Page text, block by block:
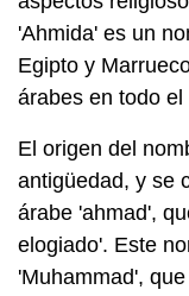
'Ahmida' es un
Egipto y
árabes en todo el
El origen del
antigüedad, y se
árabe 'ahmad',
elogiado'. Este
'Muhammad',